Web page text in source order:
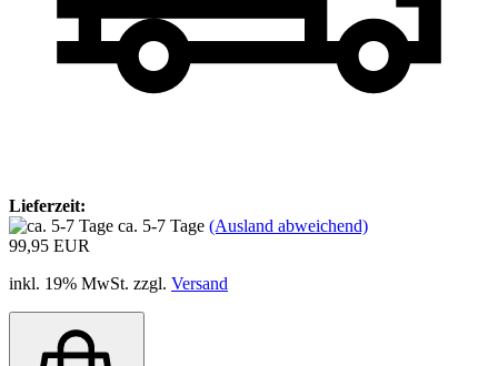
Lieferzeit:
ca. 5-7 Tage (Ausland abweichend)
99,95 EUR
inkl. 19% MwSt. zzgl. Versand